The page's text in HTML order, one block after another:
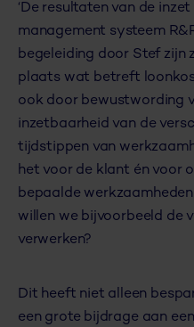
‘De resultaten van de
management systeem
begeleiding door Stef zijn
plaats wat betreft
ook door bewustwording
inzetbaarheid van de
tijdstippen van
het voor de klant én voor
bepaalde
willen we bijvoorbeeld de
verwerken?
Dit heeft niet alleen
een grote bijdrage aan